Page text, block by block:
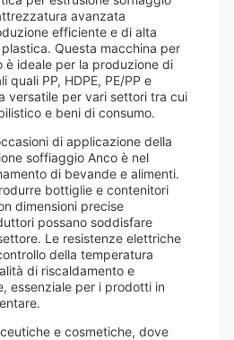
avanzata
efficiente e di alta
Questa macchina per
è ideale per la produzione di
quali PP, HDPE, PE/PP e
versatile per vari settori tra cui
e beni di consumo.
di applicazione della
soffiaggio Anco è nel
di bevande e alimenti.
bottiglie e contenitori
dimensioni precise
possano soddisfare
Le resistenze elettriche
della temperatura
di riscaldamento e
essenziale per i prodotti in
e cosmetiche, dove